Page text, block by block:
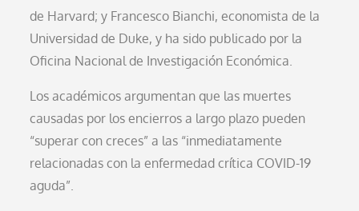
de Harvard; y Francesco Bianchi, economista de la
Universidad de Duke, y ha sido publicado por la
Oficina Nacional de Investigación Económica.
Los académicos argumentan que las muertes
causadas por los encierros a largo plazo pueden
“superar con creces” a las “inmediatamente
relacionadas con la enfermedad crítica COVID-19
aguda”.